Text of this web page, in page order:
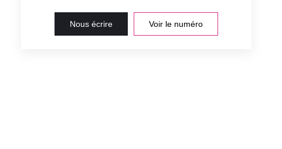
Nous écrire Voir le numéro